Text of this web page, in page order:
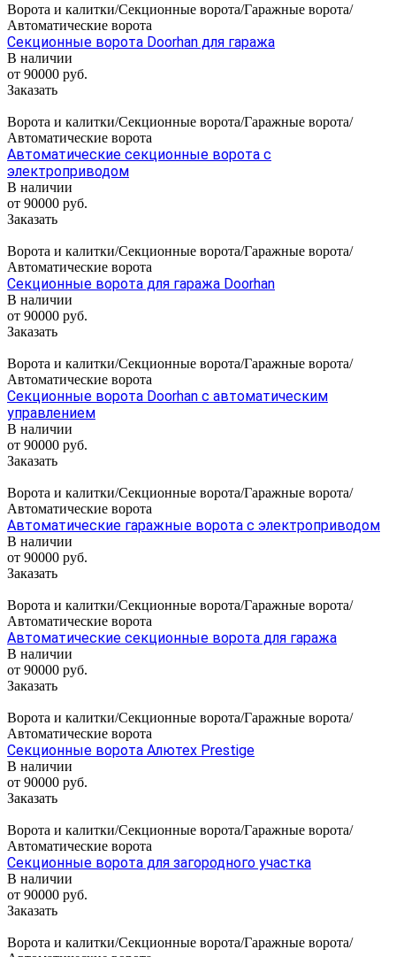
Ворота и калитки/Секционные ворота/Гаражные ворота/
Автоматические ворота
Секционные ворота Doorhan для гаража
В наличии
от 90000 руб.
Заказать
Ворота и калитки/Секционные ворота/Гаражные ворота/
Автоматические ворота
Автоматические секционные ворота с
электроприводом
В наличии
от 90000 руб.
Заказать
Ворота и калитки/Секционные ворота/Гаражные ворота/
Автоматические ворота
Секционные ворота для гаража Doorhan
В наличии
от 90000 руб.
Заказать
Ворота и калитки/Секционные ворота/Гаражные ворота/
Автоматические ворота
Секционные ворота Doorhan с автоматическим
управлением
В наличии
от 90000 руб.
Заказать
Ворота и калитки/Секционные ворота/Гаражные ворота/
Автоматические ворота
Автоматические гаражные ворота с электроприводом
В наличии
от 90000 руб.
Заказать
Ворота и калитки/Секционные ворота/Гаражные ворота/
Автоматические ворота
Автоматические секционные ворота для гаража
В наличии
от 90000 руб.
Заказать
Ворота и калитки/Секционные ворота/Гаражные ворота/
Автоматические ворота
Секционные ворота Алютех Prestige
В наличии
от 90000 руб.
Заказать
Ворота и калитки/Секционные ворота/Гаражные ворота/
Автоматические ворота
Секционные ворота для загородного участка
В наличии
от 90000 руб.
Заказать
Ворота и калитки/Секционные ворота/Гаражные ворота/